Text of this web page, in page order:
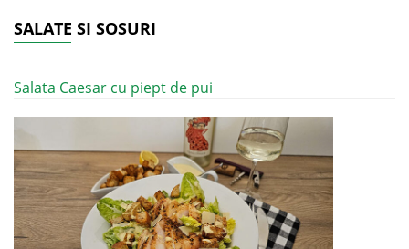
SALATE SI SOSURI
Salata Caesar cu piept de pui